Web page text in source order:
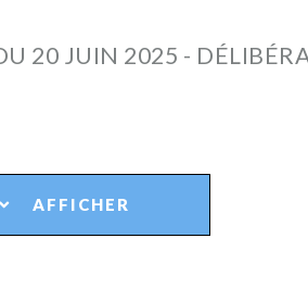
20 JUIN 2025 -
AFFICHER